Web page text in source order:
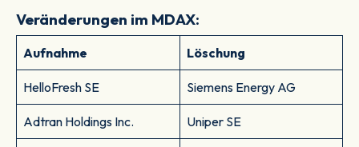
Veränderungen im MDAX:
Aufnahme Löschung
HelloFresh SE Siemens Energy AG
Adtran Holdings Inc. Uniper SE